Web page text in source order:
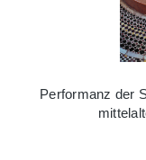
Performanz der